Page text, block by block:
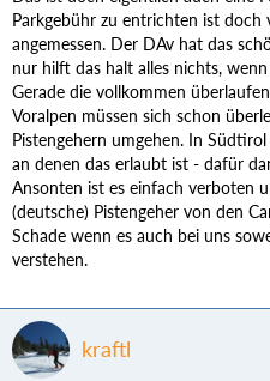
Parkgebühr zu entrichten ist
angemessen. Der DAv hat das
nur hilft das halt alles nichts,
Gerade die vollkommen
Voralpen müssen sich schon
Pistengehern umgehen. In
an denen das erlaubt ist - dafür
Ansonten ist es einfach verboten
(deutsche) Pistengeher von den
Schade wenn es auch bei uns
verstehen.
kraftl